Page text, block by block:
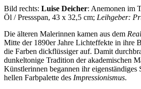
Kunstausflüge mit Sigrid Balke
Marc Peschke – Out of The
Hausbesuche
Frederick D. Bunsen – Kunst
Bildergeschichten von Jürgen
Zankel
Kunsttheorie: Kunstführer und
Kunst geht weiter.
Bild rechts: Luise Deicher: Anemonen im
Öl / Pressspan, 43 x 32,5 cm; Leihgeber:
Die älteren Malerinnen kamen aus dem
Mitte der 1890er Jahre Lichteffekte in ihre
die Farben dickflüssiger auf. Damit
dunkeltonige Tradition der akademischen
Künstlerinnen begannen ihr eigenständiges
hellen Farbpalette des Impressionismus.